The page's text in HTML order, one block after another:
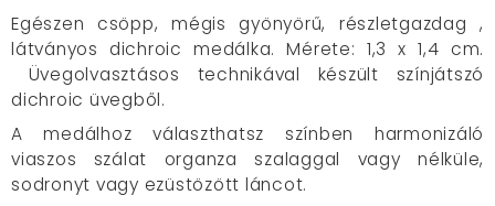
Egészen csöpp, mégis gyönyörű, részletgazdag ,
látványos dichroic medálka. Mérete: 1,3 x 1,4 cm.
Üvegolvasztásos technikával készült színjátszó
dichroic üvegből.
A medálhoz választhatsz színben harmonizáló
viaszos szálat organza szalaggal vagy nélküle,
sodronyt vagy ezüstözött láncot.